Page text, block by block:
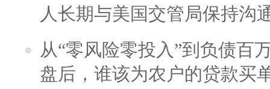
人长期与美国交管局保持沟
从“零风险零投入”到负债百
盘后，谁该为农户的贷款买